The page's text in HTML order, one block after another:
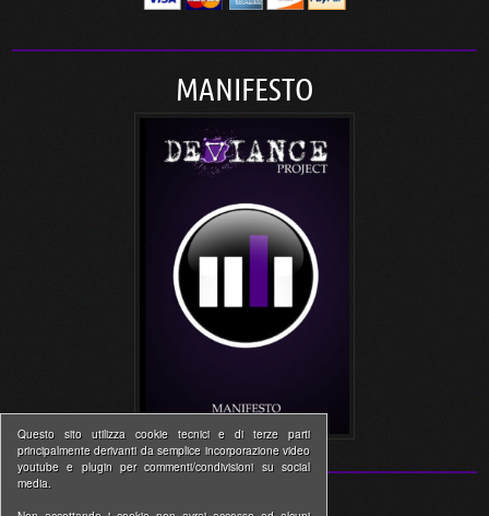
MANIFESTO
Questo sito utilizza cookie tecnici e di terze parti
principalmente derivanti da semplice incorporazione video
youtube e plugin per commenti/condivisioni su social
media.